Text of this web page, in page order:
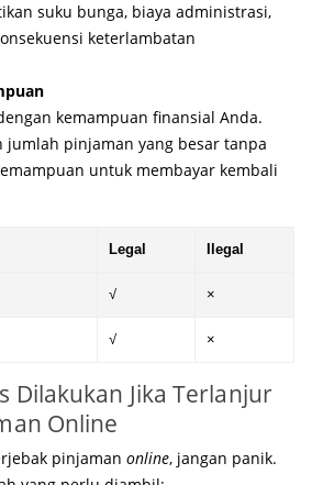
suku bunga, biaya administrasi,
keterlambatan
kemampuan finansial Anda.
jumlah pinjaman yang besar tanpa
untuk membayar kembali
Legal Ilegal
√ ×
√ ×
Dilakukan Jika Terlanjur
Online
pinjaman online, jangan panik.